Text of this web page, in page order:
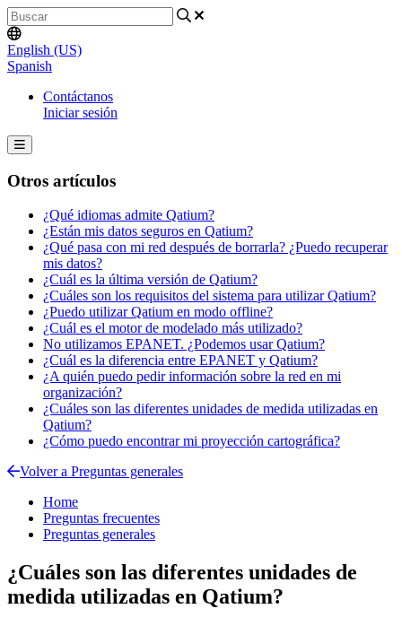
English (US)
Spanish
Contáctanos
Iniciar sesión
Otros artículos
¿Qué idiomas admite Qatium?
¿Están mis datos seguros en Qatium?
¿Qué pasa con mi red después de borrarla? ¿Puedo recuperar
mis datos?
¿Cuál es la última versión de Qatium?
¿Cuáles son los requisitos del sistema para utilizar Qatium?
¿Puedo utilizar Qatium en modo offline?
¿Cuál es el motor de modelado más utilizado?
No utilizamos EPANET. ¿Podemos usar Qatium?
¿Cuál es la diferencia entre EPANET y Qatium?
¿A quién puedo pedir información sobre la red en mi
organización?
¿Cuáles son las diferentes unidades de medida utilizadas en
Qatium?
¿Cómo puedo encontrar mi proyección cartográfica?
Volver a Preguntas generales
Home
Preguntas frecuentes
Preguntas generales
¿Cuáles son las diferentes unidades de
medida utilizadas en Qatium?